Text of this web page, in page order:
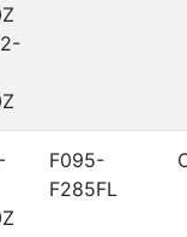
F095-
F285FL